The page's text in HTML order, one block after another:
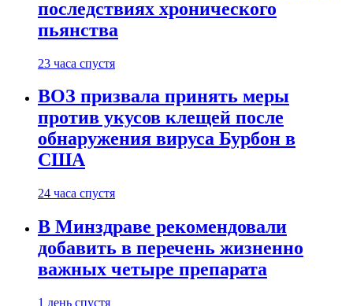
последствиях хронического
пьянства
23 часа спустя
ВОЗ призвала принять меры
против укусов клещей после
обнаружения вируса Бурбон в
США
24 часа спустя
В Минздраве рекомендовали
добавить в перечень жизненно
важных четыре препарата
1 день спустя